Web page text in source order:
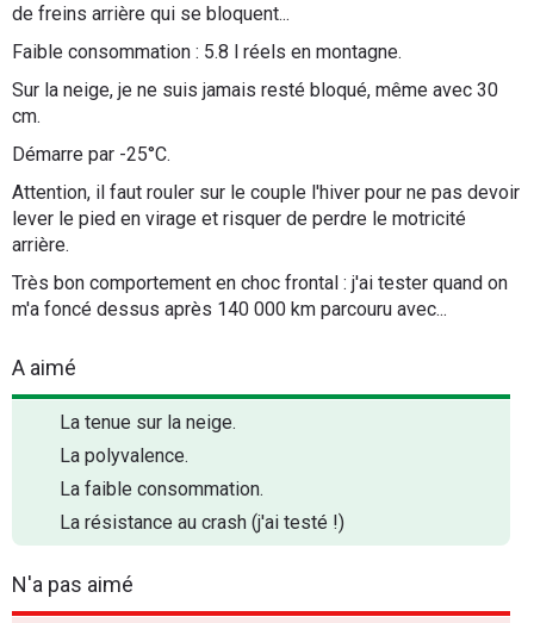
Forum
Moto
Marques
de freins arrière qui se bloquent...
Faible consommation : 5.8 l réels en montagne.
Sur la neige, je ne suis jamais resté bloqué, même avec 30
cm.
Démarre par -25°C.
Attention, il faut rouler sur le couple l'hiver pour ne pas devoir
lever le pied en virage et risquer de perdre le motricité
arrière.
Très bon comportement en choc frontal : j'ai tester quand on
m'a foncé dessus après 140 000 km parcouru avec...
A aimé
La tenue sur la neige.
La polyvalence.
La faible consommation.
La résistance au crash (j'ai testé !)
N'a pas aimé